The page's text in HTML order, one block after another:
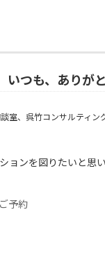
いつも、ありが
室、呉竹コンサルティン
ョンを図りたいと
予約